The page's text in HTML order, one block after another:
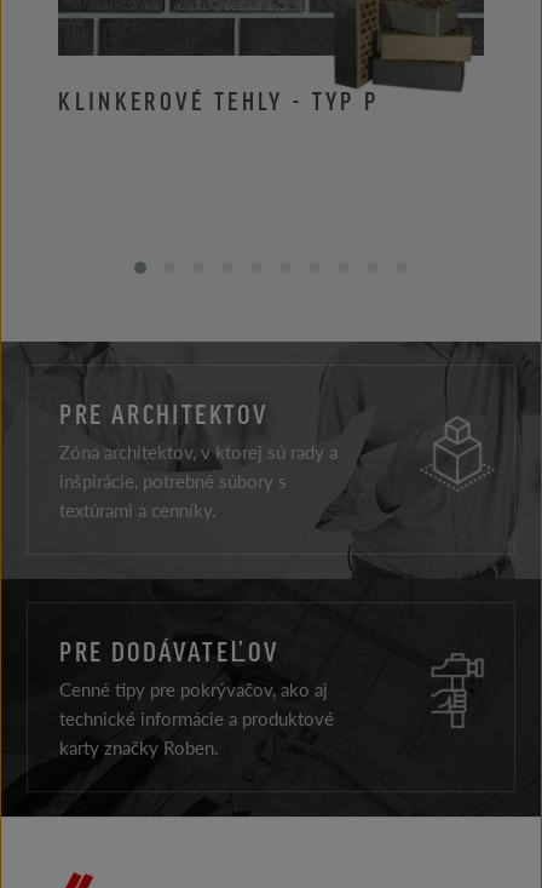
KLINKEROVÉ TEHLY - TYP P
PRE ARCHITEKTOV
Zóna architektov, v ktorej sú rady a
inšpirácie, potrebné súbory s
textúrami a cenníky.
PRE DODÁVATEĽOV
Cenné tipy pre pokrývačov, ako aj
technické informácie a produktové
karty značky Roben.